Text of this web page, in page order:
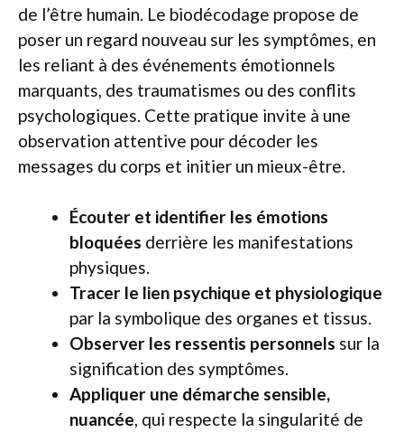
de l’être humain. Le biodécodage propose de
poser un regard nouveau sur les symptômes, en
les reliant à des événements émotionnels
marquants, des traumatismes ou des conflits
psychologiques. Cette pratique invite à une
observation attentive pour décoder les
messages du corps et initier un mieux-être.
Écouter et identifier les émotions
bloquées derrière les manifestations
physiques.
Tracer le lien psychique et physiologique
par la symbolique des organes et tissus.
Observer les ressentis personnels sur la
signification des symptômes.
Appliquer une démarche sensible,
nuancée, qui respecte la singularité de